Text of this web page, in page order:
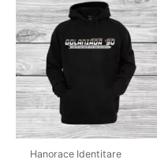
Hanorace Identitare